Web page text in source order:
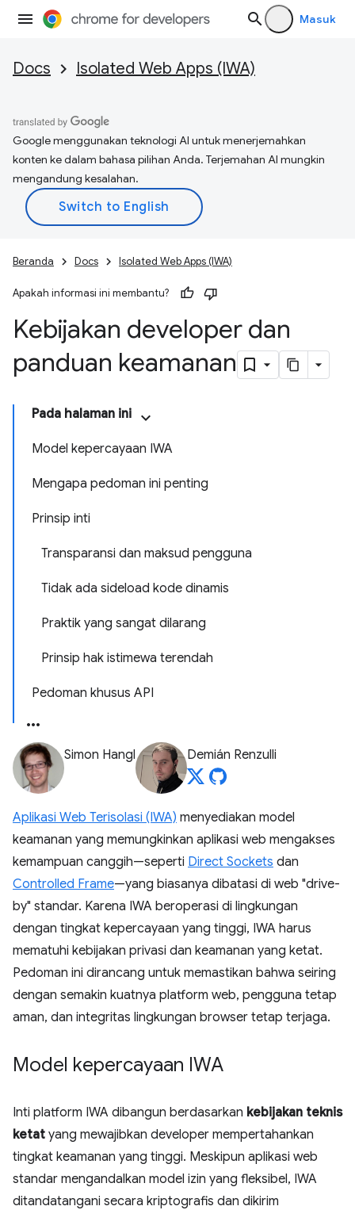
Masuk
Docs Isolated Web Apps (IWA)
Google menggunakan teknologi AI untuk menerjemahkan
konten ke dalam bahasa pilihan Anda. Terjemahan AI mungkin
mengandung kesalahan.
Beranda Docs Isolated Web Apps (IWA)
Apakah informasi ini membantu?
Kebijakan developer dan
panduan keamanan
Pada halaman ini
Model kepercayaan IWA
Mengapa pedoman ini penting
Prinsip inti
Transparansi dan maksud pengguna
Tidak ada sideload kode dinamis
Praktik yang sangat dilarang
Prinsip hak istimewa terendah
Pedoman khusus API
Simon Hangl Demián Renzulli
Aplikasi Web Terisolasi (IWA) menyediakan model
keamanan yang memungkinkan aplikasi web mengakses
kemampuan canggih—seperti Direct Sockets dan
Controlled Frame—yang biasanya dibatasi di web "drive-
by" standar. Karena IWA beroperasi di lingkungan
dengan tingkat kepercayaan yang tinggi, IWA harus
mematuhi kebijakan privasi dan keamanan yang ketat.
Pedoman ini dirancang untuk memastikan bahwa seiring
dengan semakin kuatnya platform web, pengguna tetap
aman, dan integritas lingkungan browser tetap terjaga.
Model kepercayaan IWA
Inti platform IWA dibangun berdasarkan kebijakan teknis
ketat yang mewajibkan developer mempertahankan
tingkat keamanan yang tinggi. Meskipun aplikasi web
standar mengandalkan model izin yang fleksibel, IWA
ditandatangani secara kriptografis dan dikirim